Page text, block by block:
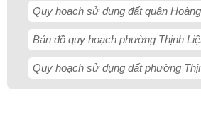
Quy hoạch sử dụng đất quận
Bản đồ quy hoạch phường Thịnh
Quy hoạch sử dụng đất phường